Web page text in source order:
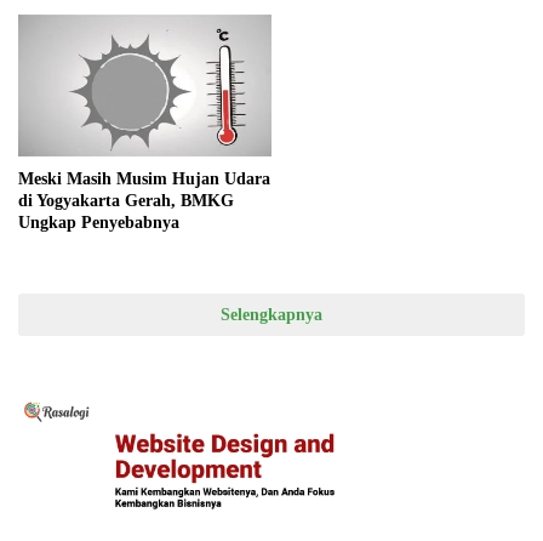
Meski Masih Musim Hujan Udara
di Yogyakarta Gerah, BMKG
Ungkap Penyebabnya
Selengkapnya